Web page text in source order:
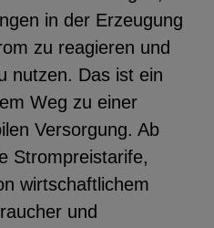
in der Erzeugung
zu reagieren und
nutzen. Das ist ein
Weg zu einer
Versorgung. Ab
Strompreistarife,
wirtschaftlichem
und